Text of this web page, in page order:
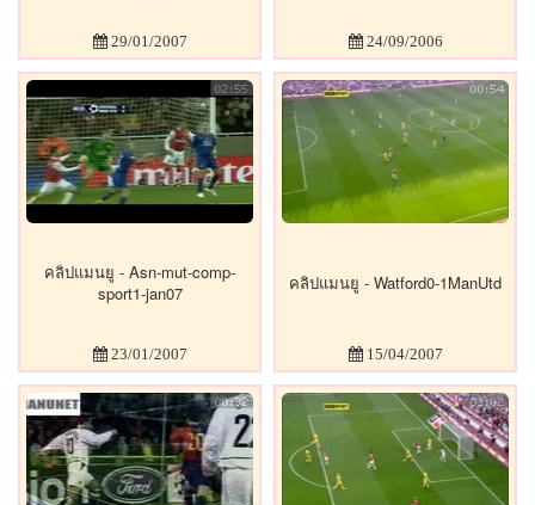
29/01/2007 24/09/2006
คลิปแมนยู - Asn-mut-comp-
sport1-jan07
23/01/2007
คลิปแมนยู - Watford0-1ManUtd
15/04/2007